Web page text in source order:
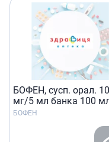
БОФЕН, сусп. орал.
мг/5 мл банка 100
БОФЕН